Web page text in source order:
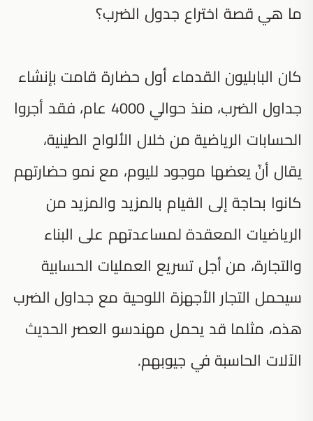
ما هي قصة اختراع جدول الضرب؟
كان البابليون القدماء أول حضارة قامت بإنشاء
جداول الضرب، منذ حوالي 4000 عام، فقد أجروا
الحسابات الرياضية من خلال الألواح الطينية،
يقال أنّ يعضها موجود لليوم، مع نمو حضارتهم
كانوا بحاجة إلى القيام بالمزيد والمزيد من
الرياضيات المعقدة لمساعدتهم على البناء
والتجارة، من أجل تسريع العمليات الحسابية
سيحمل التجار الأجهزة اللوحية مع جداول الضرب
هذه، مثلما قد يحمل مهندسو العصر الحديث
الآلات الحاسبة في جيوبهم.